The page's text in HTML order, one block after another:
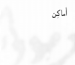
أَماكِن